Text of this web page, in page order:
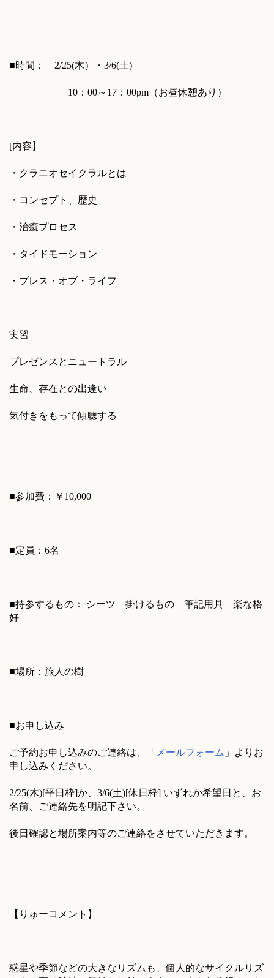
■時間： 2/25(木）・3/6(土)
10：00～17：00pm（お昼休憩あり）
[内容】
・クラニオセイクラルとは
・コンセプト、歴史
・治癒プロセス
・タイドモーション
・ブレス・オブ・ライフ
実習
プレゼンスとニュートラル
生命、存在との出逢い
気付きをもって傾聴する
■参加費：￥10,000
■定員：6名
■持参するもの： シーツ 掛けるもの 筆記用具 楽な格
好
■場所：旅人の樹
■お申し込み
ご予約お申し込みのご連絡は、「 メールフォーム 」よりお
申し込みください。
2/25(木)[平日枠]か、3/6(土)[休日枠] いずれか希望日と、お
名前、ご連絡先を明記下さい。
後日確認と場所案内等のご連絡をさせていただきます。
【りゅーコメント】
惑星や季節などの大きなリズムも、個人的なサイクルリズ